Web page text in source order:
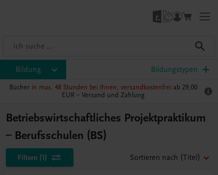
Bildung Bildungstypen
Bücher in max. 48 Stunden bei Ihnen, versandkostenfrei ab 29,00
EUR – Versand und Zahlung
Betriebswirtschaftliches Projektpraktikum
– Berufsschulen (BS)
Filtern (1) Sortieren nach (Titel)